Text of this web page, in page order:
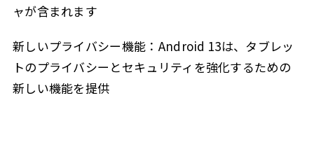
ャが含まれます
新しいプライバシー機能：Android 13は、タブレッ
トのプライバシーとセキュリティを強化するための
新しい機能を提供